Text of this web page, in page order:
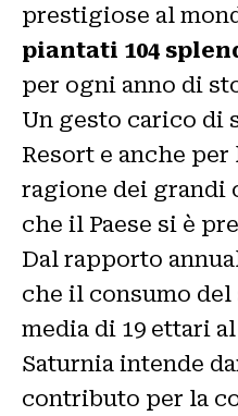
prestigiose al
piantati 104
per ogni anno di
Un gesto carico di
Resort e anche per
ragione dei
che il Paese si è
Dal rapporto
che il consumo
media di 19 ettari
Saturnia intende
contributo per la